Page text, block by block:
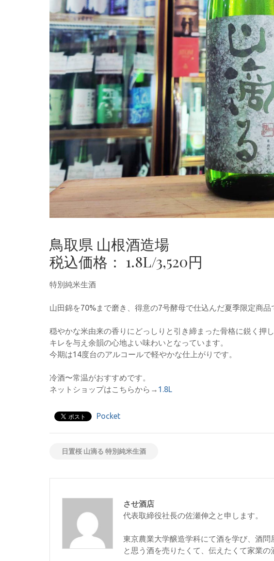
鳥取県 山根酒造場
税込価格： 1.8L/3,520円
特別純米生酒
山田錦を70%まで磨き、得意の7号酵母で仕込んだ夏季限定商品
穏やかな米由来の香りにどっしりと引き締まった骨格に鋭く押
キレを与え余韻の心地よい味わいとなっています。
今期は14度台のアルコールで軽やかな仕上がりです。
冷酒〜常温がおすすめです。
ネットショップはこちらから→ 1.8L
Pocket
日置桜 山滴る 特別純米生酒
させ酒店
代表取締役社長の佐瀬伸之と申します。
東京農業大学醸造学科にて酒を学び、酒
と思う酒を売りたくて、伝えたくて家業の